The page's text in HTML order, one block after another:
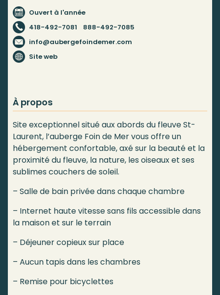
Ouvert à l'année
418-492-7081
888-492-7085
info@aubergefoindemer.com
Site web
À propos
Site exceptionnel situé aux abords du fleuve St-
Laurent, l’auberge Foin de Mer vous offre un
hébergement confortable, axé sur la beauté et la
proximité du fleuve, la nature, les oiseaux et ses
sublimes couchers de soleil.
– Salle de bain privée dans chaque chambre
– Internet haute vitesse sans fils accessible dans
la maison et sur le terrain
– Déjeuner copieux sur place
– Aucun tapis dans les chambres
– Remise pour bicyclettes